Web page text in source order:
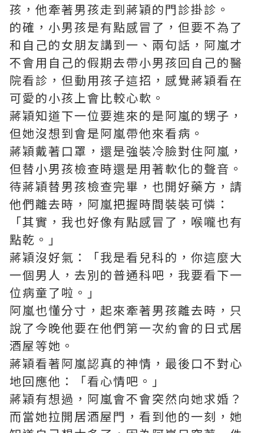
孩，他牽著男孩走到蔣穎的門診掛診。
的確，小男孩是有點感冒了，但要不為了
和自己的女朋友講到一、兩句話，阿嵐才
不會用自己的假期去帶小男孩回自己的醫
院看診，但動用孩子這招，感覺蔣穎看在
可愛的小孩上會比較心軟。
蔣穎知道下一位要進來的是阿嵐的甥子，
但她沒想到會是阿嵐帶他來看病。
蔣穎戴著口罩，還是強裝冷臉對住阿嵐，
但替小男孩檢查時還是用著軟化的聲音。
待蔣穎替男孩檢查完畢，也開好藥方，請
他們離去時，阿嵐把握時間裝裝可憐：
「其實，我也好像有點感冒了，喉嚨也有
點乾。」
蔣穎沒好氣：「我是看兒科的，你這麼大
一個男人，去別的普通科吧，我要看下一
位病童了啦。」
阿嵐也懂分寸，起來牽著男孩離去時，只
說了今晚他要在他們第一次約會的日式居
酒屋等她。
蔣穎看著阿嵐認真的神情，最後口不對心
地回應他：「看心情吧。」
蔣穎有想過，阿嵐會不會突然向她求婚？
而當她拉開居酒屋門，看到他的一刻，她